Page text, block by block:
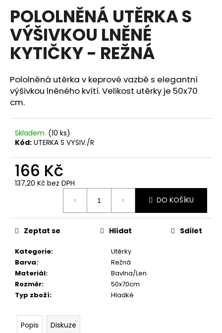
produktu
je
0,0
z
5
hvězdiček.
POLOLNĚNÁ UTĚRKA S
VÝŠIVKOU LNĚNÉ
KYTIČKY - REŽNÁ
Pololněná utěrka v keprové vazbě s elegantní
výšivkou lněného kvítí. Velikost utěrky je 50x70
cm.
Skladem (10 ks)
Kód: UTERKA S VYSIV./R
166 Kč
137,20 Kč bez DPH
DO KOŠÍKU
Kategorie:
Utěrky
Barva:
Režná
Materiál:
Bavlna/Len
Rozměr:
50x70cm
Typ zboží: Hladké
Zeptat se Hlídat Sdílet
Popis Diskuze
a
j
í
t
?
D
o
p
u
e
m
e
SLON+DELFÍN
ČERVENÁ